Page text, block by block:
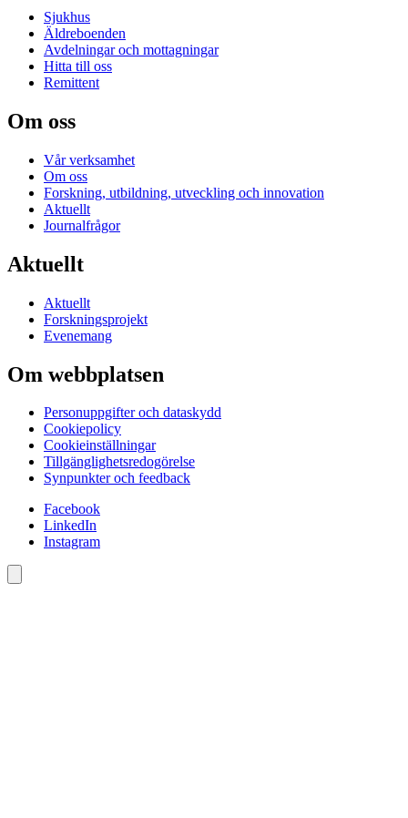
Sjukhus
Äldreboenden
Avdelningar och mottagningar
Hitta till oss
Remittent
Om oss
Vår verksamhet
Om oss
Forskning, utbildning, utveckling och innovation
Aktuellt
Journalfrågor
Aktuellt
Aktuellt
Forskningsprojekt
Evenemang
Om webbplatsen
Personuppgifter och dataskydd
Cookiepolicy
Cookieinställningar
Tillgänglighetsredogörelse
Synpunkter och feedback
Facebook
LinkedIn
Instagram